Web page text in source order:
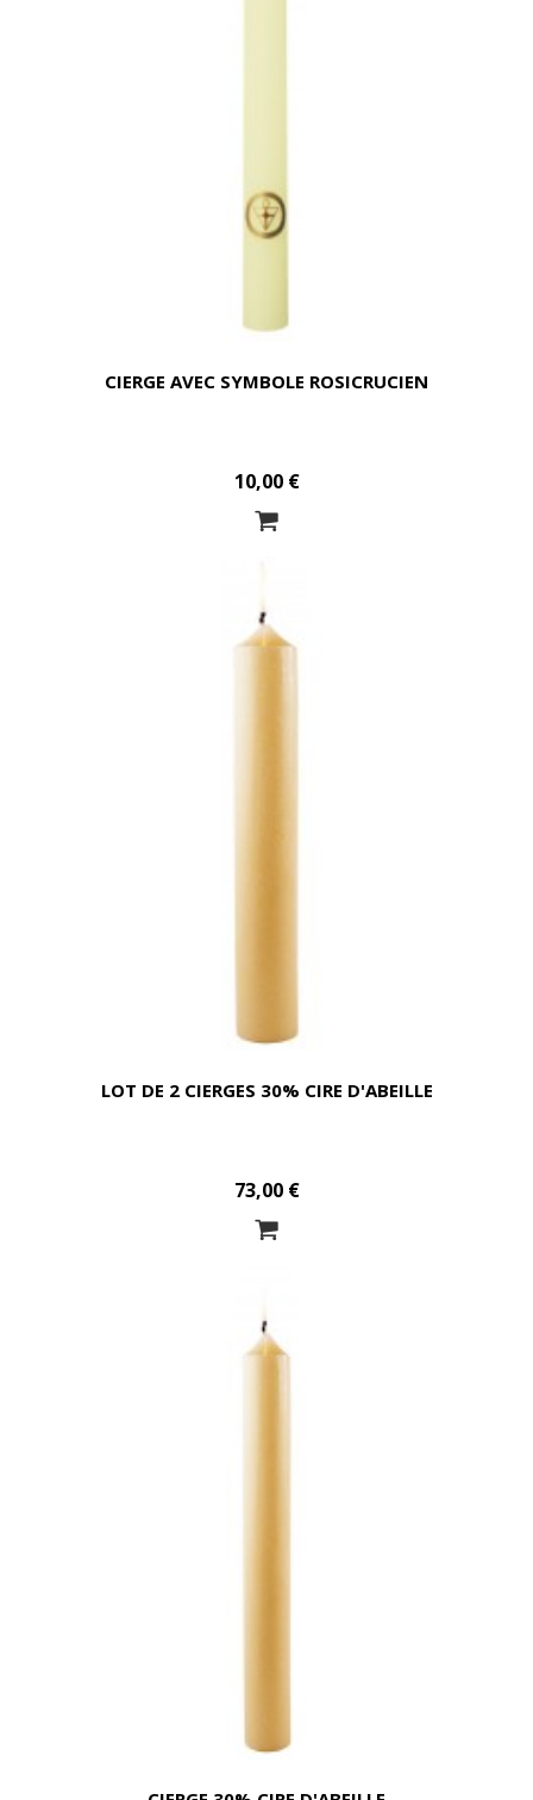
CIERGE AVEC SYMBOLE ROSICRUCIEN
10,00 €
LOT DE 2 CIERGES 30% CIRE D'ABEILLE
73,00 €